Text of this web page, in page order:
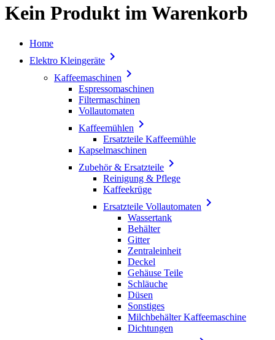
Kein Produkt im Warenkorb
Home
Elektro Kleingeräte 
Kaffeemaschinen 
Espressomaschinen
Filtermaschinen
Vollautomaten
Kaffeemühlen 
Ersatzteile Kaffeemühle
Kapselmaschinen
Zubehör & Ersatzteile 
Reinigung & Pflege
Kaffeekrüge
Ersatzteile Vollautomaten 
Wassertank
Behälter
Gitter
Zentraleinheit
Deckel
Gehäuse Teile
Schläuche
Düsen
Sonstiges
Milchbehälter Kaffeemaschine
Dichtungen